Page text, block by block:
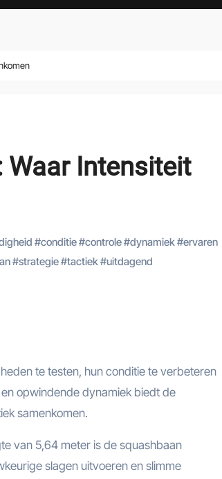
Waar Intensiteit
#conditie#controle#dynamiek#ervaren
#strategie#tactiek#uitdagend
te testen, hun conditie te verbeteren
opwindende dynamiek biedt de
samenkomen.
van 5,64 meter is de squashbaan
slagen uitvoeren en slimme